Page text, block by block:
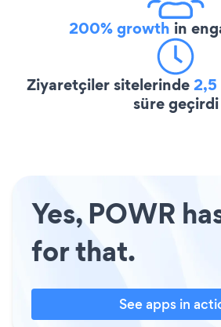
200% growth in
Ziyaretçiler sitelerinde2,5
süre geçirdi
Yes, POWR
for that.
See apps in